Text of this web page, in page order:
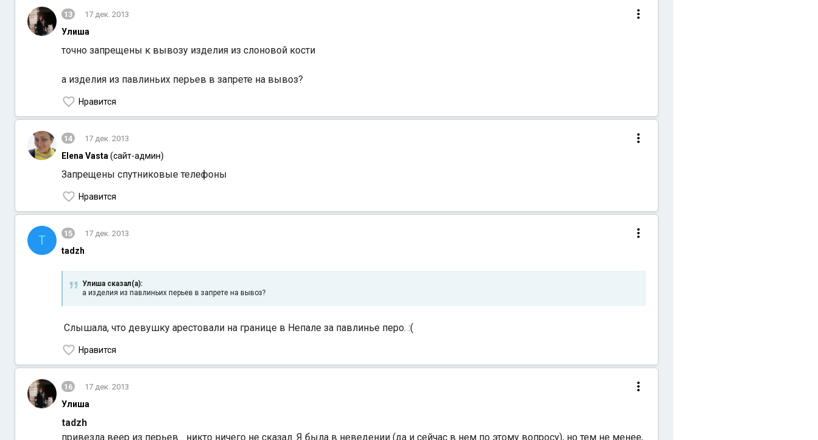
13 17 дек. 2013
Улиша
точно запрещены к вывозу изделия из слоновой кости
а изделия из павлиньих перьев в запрете на вывоз?
Нравится
14 17 дек. 2013
Elena Vasta (сайт-админ)
Запрещены спутниковые телефоны
Нравится
T 15 17 дек. 2013
tadzh
Улиша сказал(а):
а изделия из павлиньих перьев в запрете на вывоз?
Слышала, что девушку арестовали на границе в Непале за павлинье перо. :(
Нравится
16 17 дек. 2013
Улиша
tadzh
привезла веер из перьев... никто ничего не сказал. Я была в неведении (да и сейчас в нем по этому вопросу), но тем не менее,